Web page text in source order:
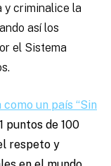
y criminalice la
así los
el Sistema
un país “Sin
puntos de 100
respeto y